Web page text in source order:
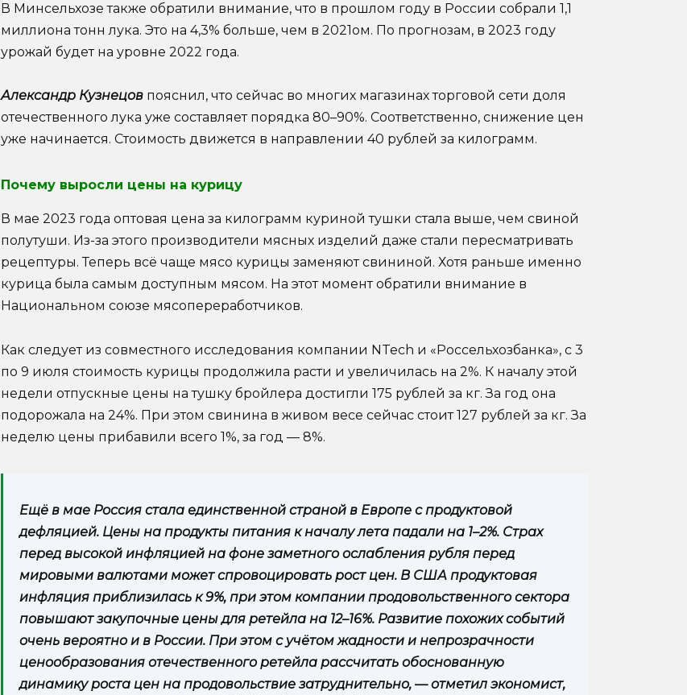
В Минсельхозе также обратили внимание, что в прошлом году в России собрали 1,1
миллиона тонн лука. Это на 4,3% больше, чем в 2021ом. По прогнозам, в 2023 году
урожай будет на уровне 2022 года.
Александр Кузнецов пояснил, что сейчас во многих магазинах торговой сети доля
отечественного лука уже составляет порядка 80–90%. Соответственно, снижение цен
уже начинается. Стоимость движется в направлении 40 рублей за килограмм.
Почему выросли цены на курицу
В мае 2023 года оптовая цена за килограмм куриной тушки стала выше, чем свиной
полутуши. Из-за этого производители мясных изделий даже стали пересматривать
рецептуры. Теперь всё чаще мясо курицы заменяют свининой. Хотя раньше именно
курица была самым доступным мясом. На этот момент обратили внимание в
Национальном союзе мясопереработчиков.
Как следует из совместного исследования компании NTech и «Россельхозбанка», с 3
по 9 июля стоимость курицы продолжила расти и увеличилась на 2%. К началу этой
недели отпускные цены на тушку бройлера достигли 175 рублей за кг. За год она
подорожала на 24%. При этом свинина в живом весе сейчас стоит 127 рублей за кг. За
неделю цены прибавили всего 1%, за год — 8%.
Ещё в мае Россия стала единственной страной в Европе с продуктовой
дефляцией. Цены на продукты питания к началу лета падали на 1–2%. Страх
перед высокой инфляцией на фоне заметного ослабления рубля перед
мировыми валютами может спровоцировать рост цен. В США продуктовая
инфляция приблизилась к 9%, при этом компании продовольственного сектора
повышают закупочные цены для ретейла на 12–16%. Развитие похожих событий
очень вероятно и в России. При этом с учётом жадности и непрозрачности
ценообразования отечественного ретейла рассчитать обоснованную
динамику роста цен на продовольствие затруднительно, — отметил экономист,